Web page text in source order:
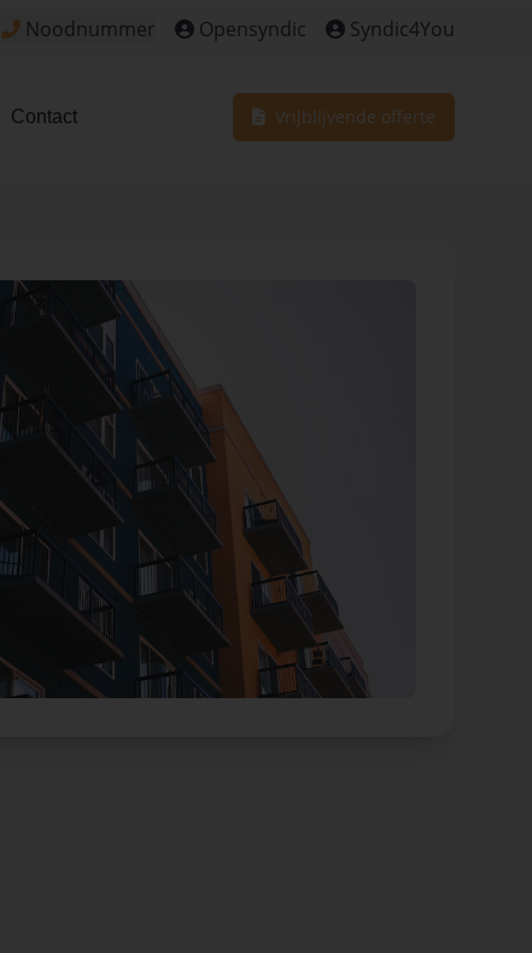
Noodnummer
Klik om het noodnummer te bekijken voor dringende
Opensyndic Syndic4You
Contact Vrijblijvende offerte